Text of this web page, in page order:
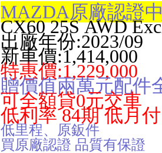
MAZDA原廠認證
CX60 25S AWD
出廠年份:2023/09
新車價:1,414,000
特惠價:1,229,000
贈價值兩萬元配件
可全額貸0元交車
低利率84期 低月付
低里程、原鈑件
買原廠認證 品質有保證